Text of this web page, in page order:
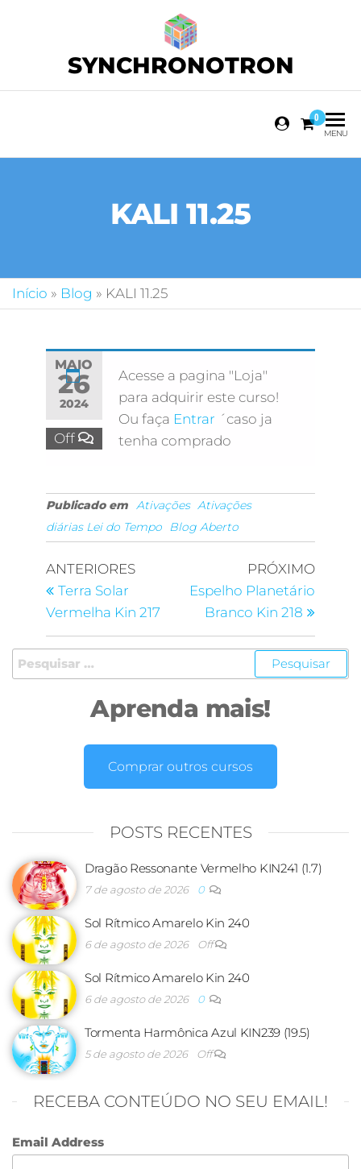
SYNCHRONOTRON
0
MENU
KALI 11.25
Início » Blog » KALI 11.25
MAIO
26
2024
Off
Acesse a pagina "Loja"
para adquirir este curso!
Ou faça Entrar ´caso ja
tenha comprado
Publicado em Ativações Ativações
diárias Lei do Tempo Blog Aberto
ANTERIORES
Terra Solar
Vermelha Kin 217
PRÓXIMO
Espelho Planetário
Branco Kin 218
Aprenda mais!
Comprar outros cursos
POSTS RECENTES
Dragão Ressonante Vermelho KIN241 (1.7)
7 de agosto de 2026 0
Sol Rítmico Amarelo Kin 240
6 de agosto de 2026 Off
Sol Rítmico Amarelo Kin 240
6 de agosto de 2026 0
Tormenta Harmônica Azul KIN239 (19.5)
5 de agosto de 2026 Off
RECEBA CONTEÚDO NO SEU EMAIL!
Email Address